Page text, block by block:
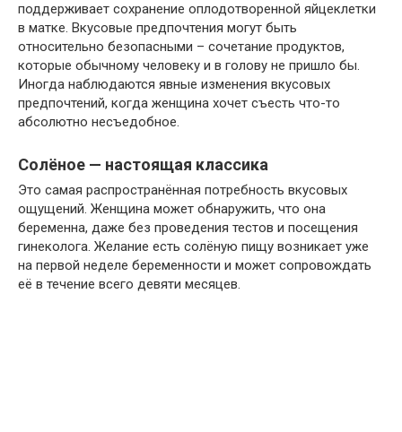
поддерживает сохранение оплодотворенной яйцеклетки
в матке. Вкусовые предпочтения могут быть
относительно безопасными – сочетание продуктов,
которые обычному человеку и в голову не пришло бы.
Иногда наблюдаются явные изменения вкусовых
предпочтений, когда женщина хочет съесть что-то
абсолютно несъедобное.
Солёное — настоящая классика
Это самая распространённая потребность вкусовых
ощущений. Женщина может обнаружить, что она
беременна, даже без проведения тестов и посещения
гинеколога. Желание есть солёную пищу возникает уже
на первой неделе беременности и может сопровождать
её в течение всего девяти месяцев.